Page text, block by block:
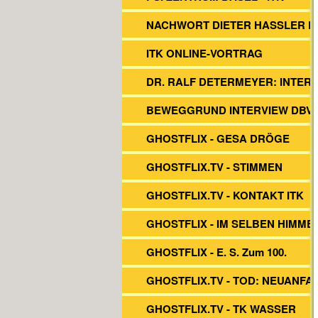
NACHWORT DIETER HASSLER
ITK ONLINE-VORTRAG
DR. RALF DETERMEYER:
BEWEGGRUND INTERVIEW
GHOSTFLIX - GESA DRÖGE
GHOSTFLIX.TV - STIMMEN
GHOSTFLIX.TV - KONTAKT ITK
GHOSTFLIX - IM SELBEN
GHOSTFLIX - E. S. Zum 100.
GHOSTFLIX.TV - TOD:
GHOSTFLIX.TV - TK WASSER